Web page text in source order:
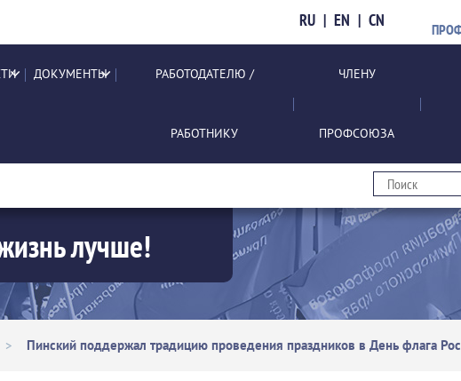
RU | EN | CN
ДОКУМЕНТЫ РАБОТОДАТЕЛЮ /
РАБОТНИКУ
ЧЛЕНУ
ПРОФСОЮЗА
лучше!
> Пинский поддержал традицию проведения праздников в День флага